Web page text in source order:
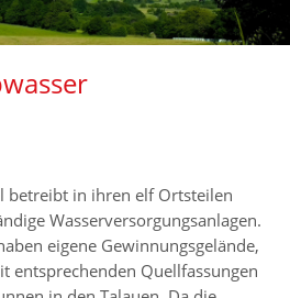
betreibt in ihren elf Ortsteilen
Wasserversorgungsanlagen.
eigene Gewinnungsgelände,
entsprechenden Quellfassungen